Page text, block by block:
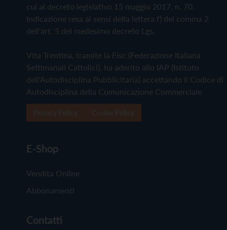
cui al decreto legislativo 15 maggio 2017, n. 70.
Indicazione resa ai sensi della lettera f) del comma 2
dell'art. 5 del medesimo decreto Lgs.
Vita Trentina, tramite la Fisc (Federazione Italiana
Settimanali Cattolici), ha aderito allo IAP (Istituto
dell'Autodisciplina Pubblicitaria) accettando il Codice di
Autodisciplina della Comunicazione Commerciale
E-Shop
Vendita Online
Abbonamenti
Contatti